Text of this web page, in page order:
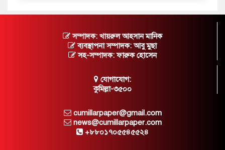
সম্পাদক: খায়রুল আহসান মানিক
ব্যবস্থাপনা সম্পাদক: আবু মুছা
সহ-সম্পাদক: ফারুক হোসেন
যোগাযোগ:
কুমিল্লা-৩৫০০
cumillarpaper@gmail.com
news@cumillarpaper.com
+৮৮০১৭০৫৫৪৫৫২৪